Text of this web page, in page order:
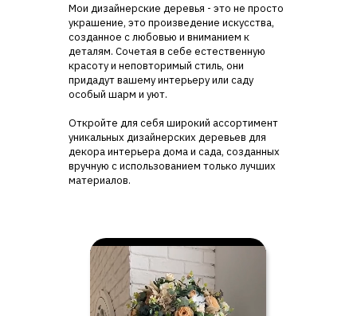
Мои дизайнерские деревья - это не просто
украшение, это произведение искусства,
созданное с любовью и вниманием к
деталям. Сочетая в себе естественную
красоту и неповторимый стиль, они
придадут вашему интерьеру или саду
особый шарм и уют.
Откройте для себя широкий ассортимент
уникальных дизайнерских деревьев для
декора интерьера дома и сада, созданных
вручную с использованием только лучших
материалов.